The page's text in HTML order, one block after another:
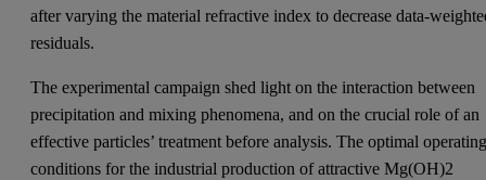
after varying the material refractive index to decrease data-
residuals.
The experimental campaign shed light on the interaction between
precipitation and mixing phenomena, and on the crucial role of an
effective particles’ treatment before analysis. The optimal
conditions for the industrial production of attractive Mg(OH)2